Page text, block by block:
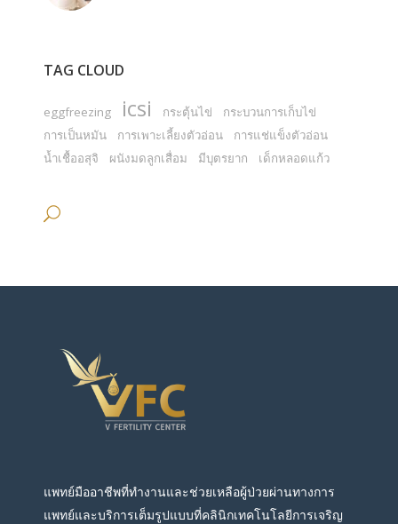
TAG CLOUD
eggfreezing icsi กระตุ้นไข่
กระบวนการเก็บไข่
การเป็นหมัน
การเพาะเลี้ยงตัวอ่อน
การแช่แข็งตัวอ่อน
น้ำเชื้ออสุจิ
ผนังมดลูกเสื่อม มีบุตรยาก เด็กหลอดแก้ว
แพทย์มืออาชีพที่ทำงานและช่วยเหลือผู้ป่วยผ่านทางการ
แพทย์และบริการเต็มรูปแบบที่คลินิกเทคโนโลยีการเจริญ